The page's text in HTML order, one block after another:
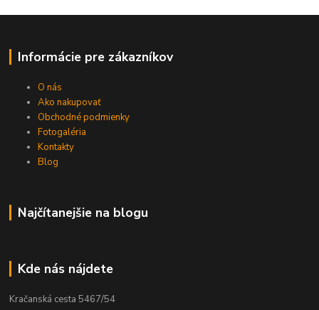
Informácie pre zákazníkov
O nás
Ako nakupovať
Obchodné podmienky
Fotogaléria
Kontakty
Blog
Najčítanejšie na blogu
Kde nás nájdete
Kračanská cesta 5467/54